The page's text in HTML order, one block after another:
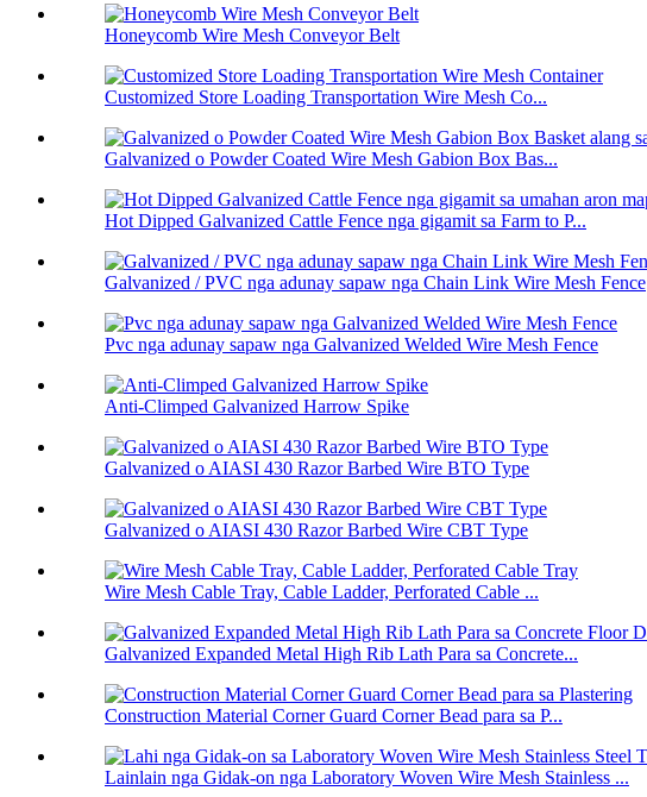
Honeycomb Wire Mesh Conveyor Belt
Customized Store Loading Transportation Wire Mesh Co...
Galvanized o Powder Coated Wire Mesh Gabion Box Bas...
Hot Dipped Galvanized Cattle Fence nga gigamit sa Farm to P...
Galvanized / PVC nga adunay sapaw nga Chain Link Wire Mesh Fence
Pvc nga adunay sapaw nga Galvanized Welded Wire Mesh Fence
Anti-Climped Galvanized Harrow Spike
Galvanized o AIASI 430 Razor Barbed Wire BTO Type
Galvanized o AIASI 430 Razor Barbed Wire CBT Type
Wire Mesh Cable Tray, Cable Ladder, Perforated Cable ...
Galvanized Expanded Metal High Rib Lath Para sa Concrete...
Construction Material Corner Guard Corner Bead para sa P...
Lainlain nga Gidak-on nga Laboratory Woven Wire Mesh Stainless ...